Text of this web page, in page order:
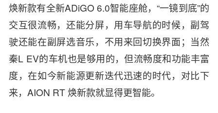
焕新款有全新ADiGO 6.0智能座舱，“一镜到底”的
交互很流畅，还能分屏，用车导航的时候，副驾
驶还能在副屏选音乐，不用来回切换界面；当然
秦L EV的车机也是够用的，但流畅度和功能丰富
度，在如今新能源更新迭代迅速的时代，对比下
来，AION RT 焕新款就显得更智能。